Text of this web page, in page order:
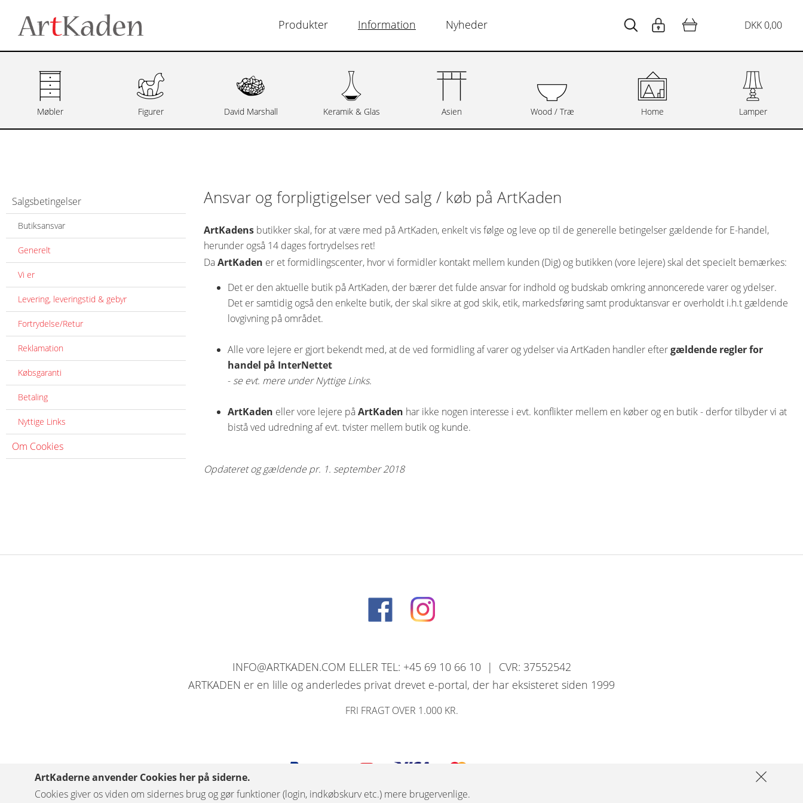
Produkter Information Nyheder DKK 0,00
Møbler Figurer David Marshall Keramik & Glas Asien Wood / Træ Home Lamper
Salgsbetingelser
Butiksansvar
Generelt
Vi er
Levering, leveringstid & gebyr
Fortrydelse/Retur
Reklamation
Købsgaranti
Betaling
Nyttige Links
Om Cookies
Ansvar og forpligtigelser ved salg / køb på ArtKaden
ArtKadens butikker skal, for at være med på ArtKaden, enkelt vis følge og leve op til de generelle betingelser gældende for E-handel,
herunder også 14 dages fortrydelses ret!
DaArtKaden er et formidlingscenter, hvor vi formidler kontakt mellem kunden (Dig) og butikken (vore lejere) skal det specielt bemærkes:
Det er den aktuelle butik på ArtKaden, der bærer det fulde ansvar for indhold og budskab omkring annoncerede varer og ydelser.
Det er samtidig også den enkelte butik, der skal sikre at god skik, etik, markedsføring samt produktansvar er overholdt i.h.t gældende
lovgivning på området.
Alle vore lejere er gjort bekendt med, at de ved formidling af varer og ydelser via ArtKaden handler eftergældende regler for
handel på InterNettet
-se evt. mere under Nyttige Links.
ArtKaden eller vore lejere påArtKaden har ikke nogen interesse i evt. konflikter mellem en køber og en butik - derfor tilbyder vi at
bistå ved udredning af evt. tvister mellem butik og kunde.
Opdateret og gældende pr. 1. september 2018
INFO@ARTKADEN.COM ELLER TEL: +45 69 10 66 10 | CVR: 37552542
ARTKADEN er en lille og anderledes privat drevet e-portal, der har eksisteret siden 1999
FRI FRAGT OVER 1.000 KR.
ArtKaderne anvender Cookies her på siderne.
Cookies giver os viden om sidernes brug og gør funktioner (login, indkøbskurv etc.) mere brugervenlige.